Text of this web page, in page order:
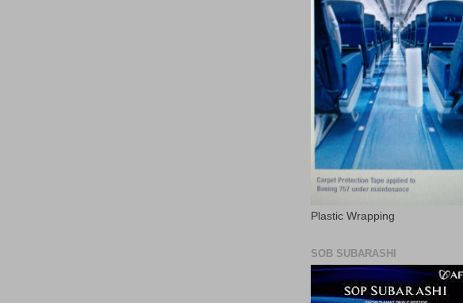
Plastic Wrapping
SOB SUBARASHI